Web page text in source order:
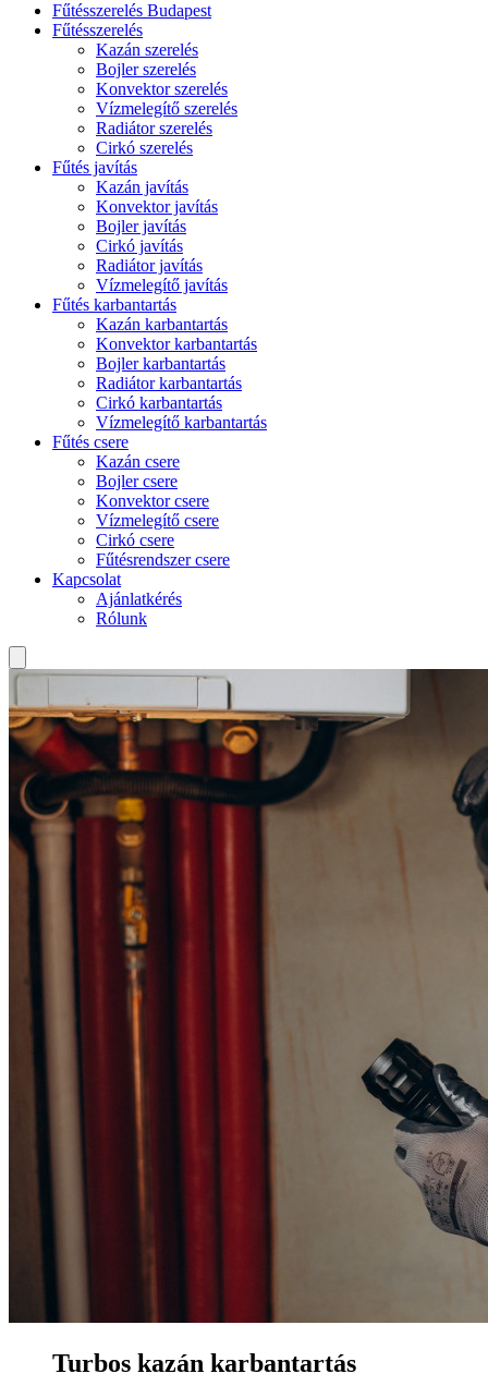
Fűtésszerelés Budapest
Fűtésszerelés
Kazán szerelés
Bojler szerelés
Konvektor szerelés
Vízmelegítő szerelés
Radiátor szerelés
Cirkó szerelés
Fűtés javítás
Kazán javítás
Konvektor javítás
Bojler javítás
Cirkó javítás
Radiátor javítás
Vízmelegítő javítás
Fűtés karbantartás
Kazán karbantartás
Konvektor karbantartás
Bojler karbantartás
Radiátor karbantartás
Cirkó karbantartás
Vízmelegítő karbantartás
Fűtés csere
Kazán csere
Bojler csere
Konvektor csere
Vízmelegítő csere
Cirkó csere
Fűtésrendszer csere
Kapcsolat
Ajánlatkérés
Rólunk
Turbos kazán karbantartás